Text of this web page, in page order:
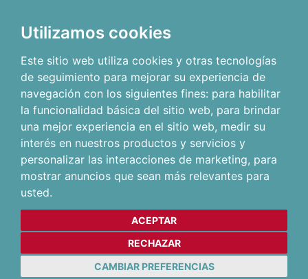
Utilizamos cookies
Este sitio web utiliza cookies y otras tecnologías
de seguimiento para mejorar su experiencia de
navegación con los siguientes fines: para habilitar
la funcionalidad básica del sitio web, para brindar
una mejor experiencia en el sitio web, medir su
interés en nuestros productos y servicios y
personalizar las interacciones de marketing, para
mostrar anuncios que sean más relevantes para
usted.
ACEPTAR
RECHAZAR
CAMBIAR PREFERENCIAS